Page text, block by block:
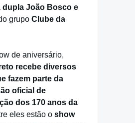
dupla João Bosco e
grupo Clube da
de aniversário,
recebe diversos
fazem parte da
oficial de
dos 170 anos da
eles estão o show